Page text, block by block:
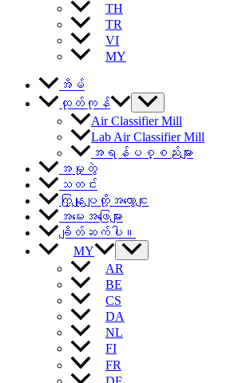
TH
TR
VI
MY
အိမ်
ထုတ်ကုန်
Air Classifier Mill
Lab Air Classifier Mill
အရန်ပစ္စည်းများ
အမှုတွဲ
သတင်း
ကြှနျုပျတို့အကွောငျး
အမေးအဖြေများ
ချိတ်ဆက်ပါ။
MY
AR
BE
CS
DA
NL
FI
FR